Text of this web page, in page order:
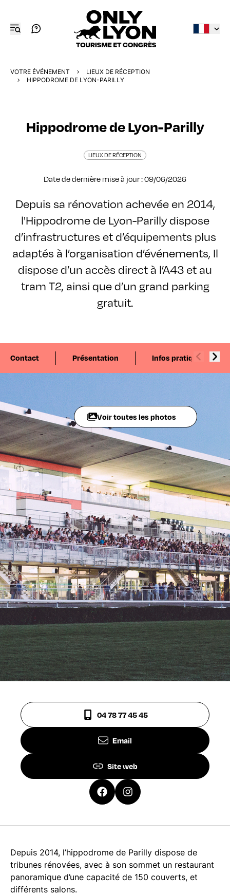
VOTRE ÉVÉNEMENT
LIEUX DE RÉCEPTION
HIPPODROME DE LYON-PARILLY
Hippodrome de Lyon-Parilly
LIEUX DE RÉCEPTION
Date de dernière mise à jour : 09/06/2026
Depuis sa rénovation achevée en 2014,
l'Hippodrome de Lyon-Parilly dispose
d’infrastructures et d’équipements plus
adaptés à l’organisation d’événements, Il
dispose d’un accès direct à l’A43 et au
tram T2, ainsi que d’un grand parking
gratuit.
Contact Présentation Infos pratiques
Voir toutes les photos
04 78 77 45 45
Email
Site web
Depuis 2014, l’hippodrome de Parilly dispose de
tribunes rénovées, avec à son sommet un restaurant
panoramique d’une capacité de 150 couverts, et
différents salons.